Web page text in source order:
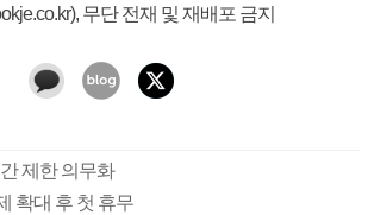
무단 전재 및 재배포 금지
제한 의무화
확대 후 첫 휴무